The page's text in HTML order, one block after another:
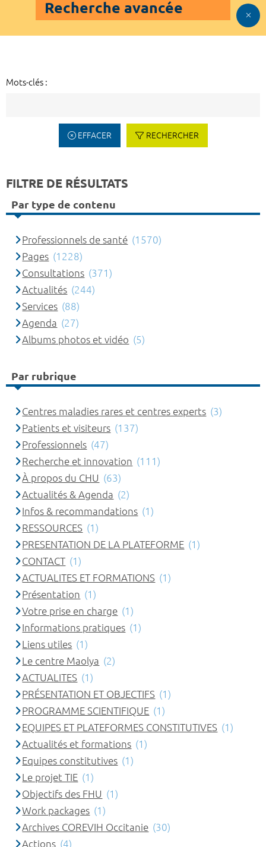
Recherche avancée
Mots-clés :
EFFACER RECHERCHER
FILTRE DE RÉSULTATS
Par type de contenu
Professionnels de santé (1570)
Pages (1228)
Consultations (371)
Actualités (244)
Services (88)
Agenda (27)
Albums photos et vidéo (5)
Par rubrique
Centres maladies rares et centres experts (3)
Patients et visiteurs (137)
Professionnels (47)
Recherche et innovation (111)
À propos du CHU (63)
Actualités & Agenda (2)
Infos & recommandations (1)
RESSOURCES (1)
PRESENTATION DE LA PLATEFORME (1)
CONTACT (1)
ACTUALITES ET FORMATIONS (1)
Présentation (1)
Votre prise en charge (1)
Informations pratiques (1)
Liens utiles (1)
Le centre Maolya (2)
ACTUALITES (1)
PRÉSENTATION ET OBJECTIFS (1)
PROGRAMME SCIENTIFIQUE (1)
EQUIPES ET PLATEFORMES CONSTITUTIVES (1)
Actualités et formations (1)
Equipes constitutives (1)
Le projet TIE (1)
Objectifs des FHU (1)
Work packages (1)
Archives COREVIH Occitanie (30)
Actions (4)